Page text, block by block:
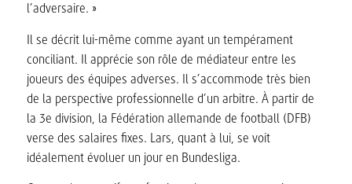
l’adversaire. »
Il se décrit lui-même comme ayant un tempérament
conciliant. Il apprécie son rôle de médiateur entre les
joueurs des équipes adverses. Il s’accommode très bien
de la perspective professionnelle d’un arbitre. À partir de
la 3e division, la Fédération allemande de football (DFB)
verse des salaires fixes. Lars, quant à lui, se voit
idéalement évoluer un jour en Bundesliga.